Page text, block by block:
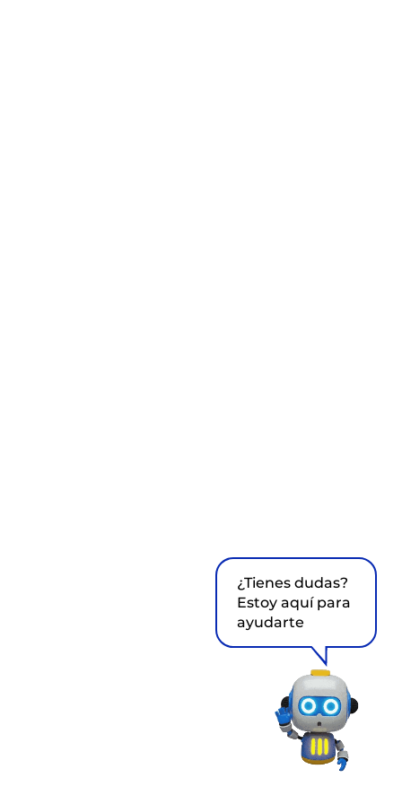
¿Tienes dudas?
Estoy aquí para
ayudarte